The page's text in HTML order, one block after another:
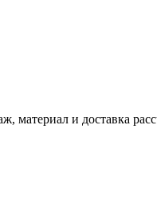
материал и доставка